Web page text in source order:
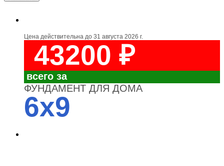
Цена действительна до 31 августа 2026 г.
43200 ₽
всего за
ФУНДАМЕНТ ДЛЯ ДОМА
6x9